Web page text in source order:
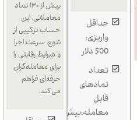
حداقل
واریزی:
500 دلار
تعداد
نمادهای
قابل
معامله:بیش
بیش از ۱۳۰ نماد
معاملاتی، این
حساب ترکیبی از
تنوع، سرعت اجرا
و شرایط رقابتی را
برای معامله‌گران
حرفه‌ای فراهم
می‌کند.